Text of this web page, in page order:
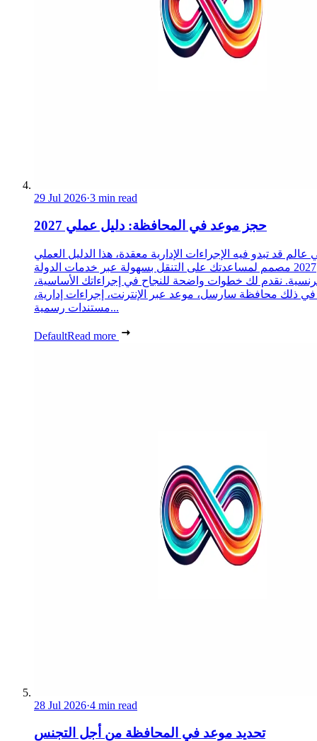
29 Jul 2026·3 min read
حجز موعد في المحافظة: دليل عملي 2027
عالم قد تبدو فيه الإجراءات الإدارية معقدة، هذا الدليل العملي
2027 مصمم لمساعدتك على التنقل بسهولة عبر خدمات الدولة
نقدم لك خطوات واضحة للنجاح في إجراءاتك الأساسية،
في ذلك محافظة سارسل، موعد عبر الإنترنت، إجراءات إدارية،
مستندات رسمية...
DefaultRead more
28 Jul 2026·4 min read
تحديد موعد في المحافظة من أجل التجنس